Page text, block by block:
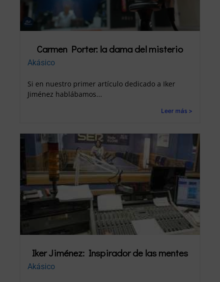
Carmen Porter: la dama del misterio
Akásico
Si en nuestro primer artículo dedicado a Iker
Jiménez hablábamos...
Leer más >
Iker Jiménez: Inspirador de las mentes
Akásico